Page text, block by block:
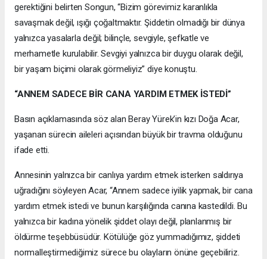
gerektiğini belirten Songun, “Bizim görevimiz karanlıkla
savaşmak değil, ışığı çoğaltmaktır. Şiddetin olmadığı bir dünya
yalnızca yasalarla değil; bilinçle, sevgiyle, şefkatle ve
merhametle kurulabilir. Sevgiyi yalnızca bir duygu olarak değil,
bir yaşam biçimi olarak görmeliyiz” diye konuştu.
“ANNEM SADECE BİR CANA YARDIM ETMEK İSTEDİ”
Basın açıklamasında söz alan Beray Yürek’in kızı Doğa Acar,
yaşanan sürecin aileleri açısından büyük bir travma olduğunu
ifade etti.
Annesinin yalnızca bir canlıya yardım etmek isterken saldırıya
uğradığını söyleyen Acar, “Annem sadece iyilik yapmak, bir cana
yardım etmek istedi ve bunun karşılığında canına kastedildi. Bu
yalnızca bir kadına yönelik şiddet olayı değil, planlanmış bir
öldürme teşebbüsüdür. Kötülüğe göz yummadığımız, şiddeti
normalleştirmediğimiz sürece bu olayların önüne geçebiliriz.